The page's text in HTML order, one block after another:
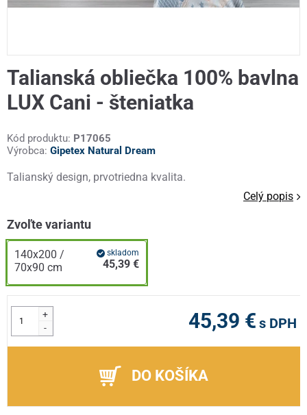
Talianská obliečka 100% bavlna
LUX Cani - šteniatka
Kód produktu: P17065
Výrobca: Gipetex Natural Dream
Talianský design, prvotriedna kvalita.
Celý popis
Zvoľte variantu
140x200 /
70x90 cm
skladom
45,39 €
+
-
45,39 € s DPH
DO KOŠÍKA